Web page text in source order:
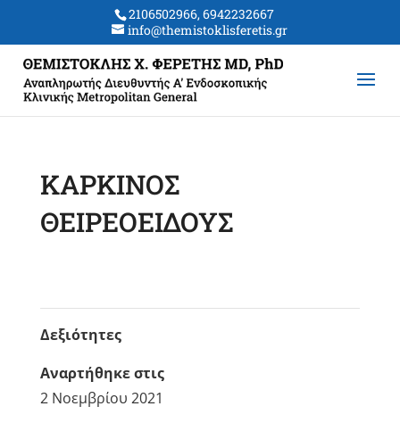
2106502966, 6942232667
info@themistoklisferetis.gr
ΚΑΡΚΙΝΟΣ
ΘΕΙΡΕΟΕΙΔΟΥΣ
Δεξιότητες
Αναρτήθηκε στις
2 Νοεμβρίου 2021